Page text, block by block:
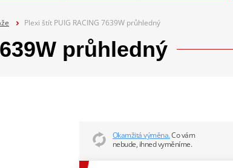
Plexi štít PUIG RACING 7639W průhledný
průhledný
Okamžitá výměna.Co vám
nebude, ihned vyměníme.